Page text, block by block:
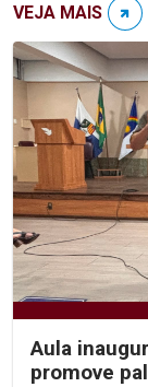
VEJA MAIS
Aula
promove